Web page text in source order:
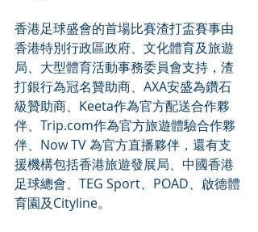
香港足球盛會的首場比賽渣打盃賽事由
香港特別行政區政府、文化體育及旅遊
局、大型體育活動事務委員會支持，渣
打銀行為冠名贊助商、AXA安盛為鑽石
級贊助商、Keeta作為官方配送合作夥
伴、Trip.com作為官方旅遊體驗合作夥
伴、Now TV 為官方直播夥伴，還有支
援機構包括香港旅遊發展局、中國香港
足球總會、TEG Sport、POAD、啟德體
育園及Cityline。